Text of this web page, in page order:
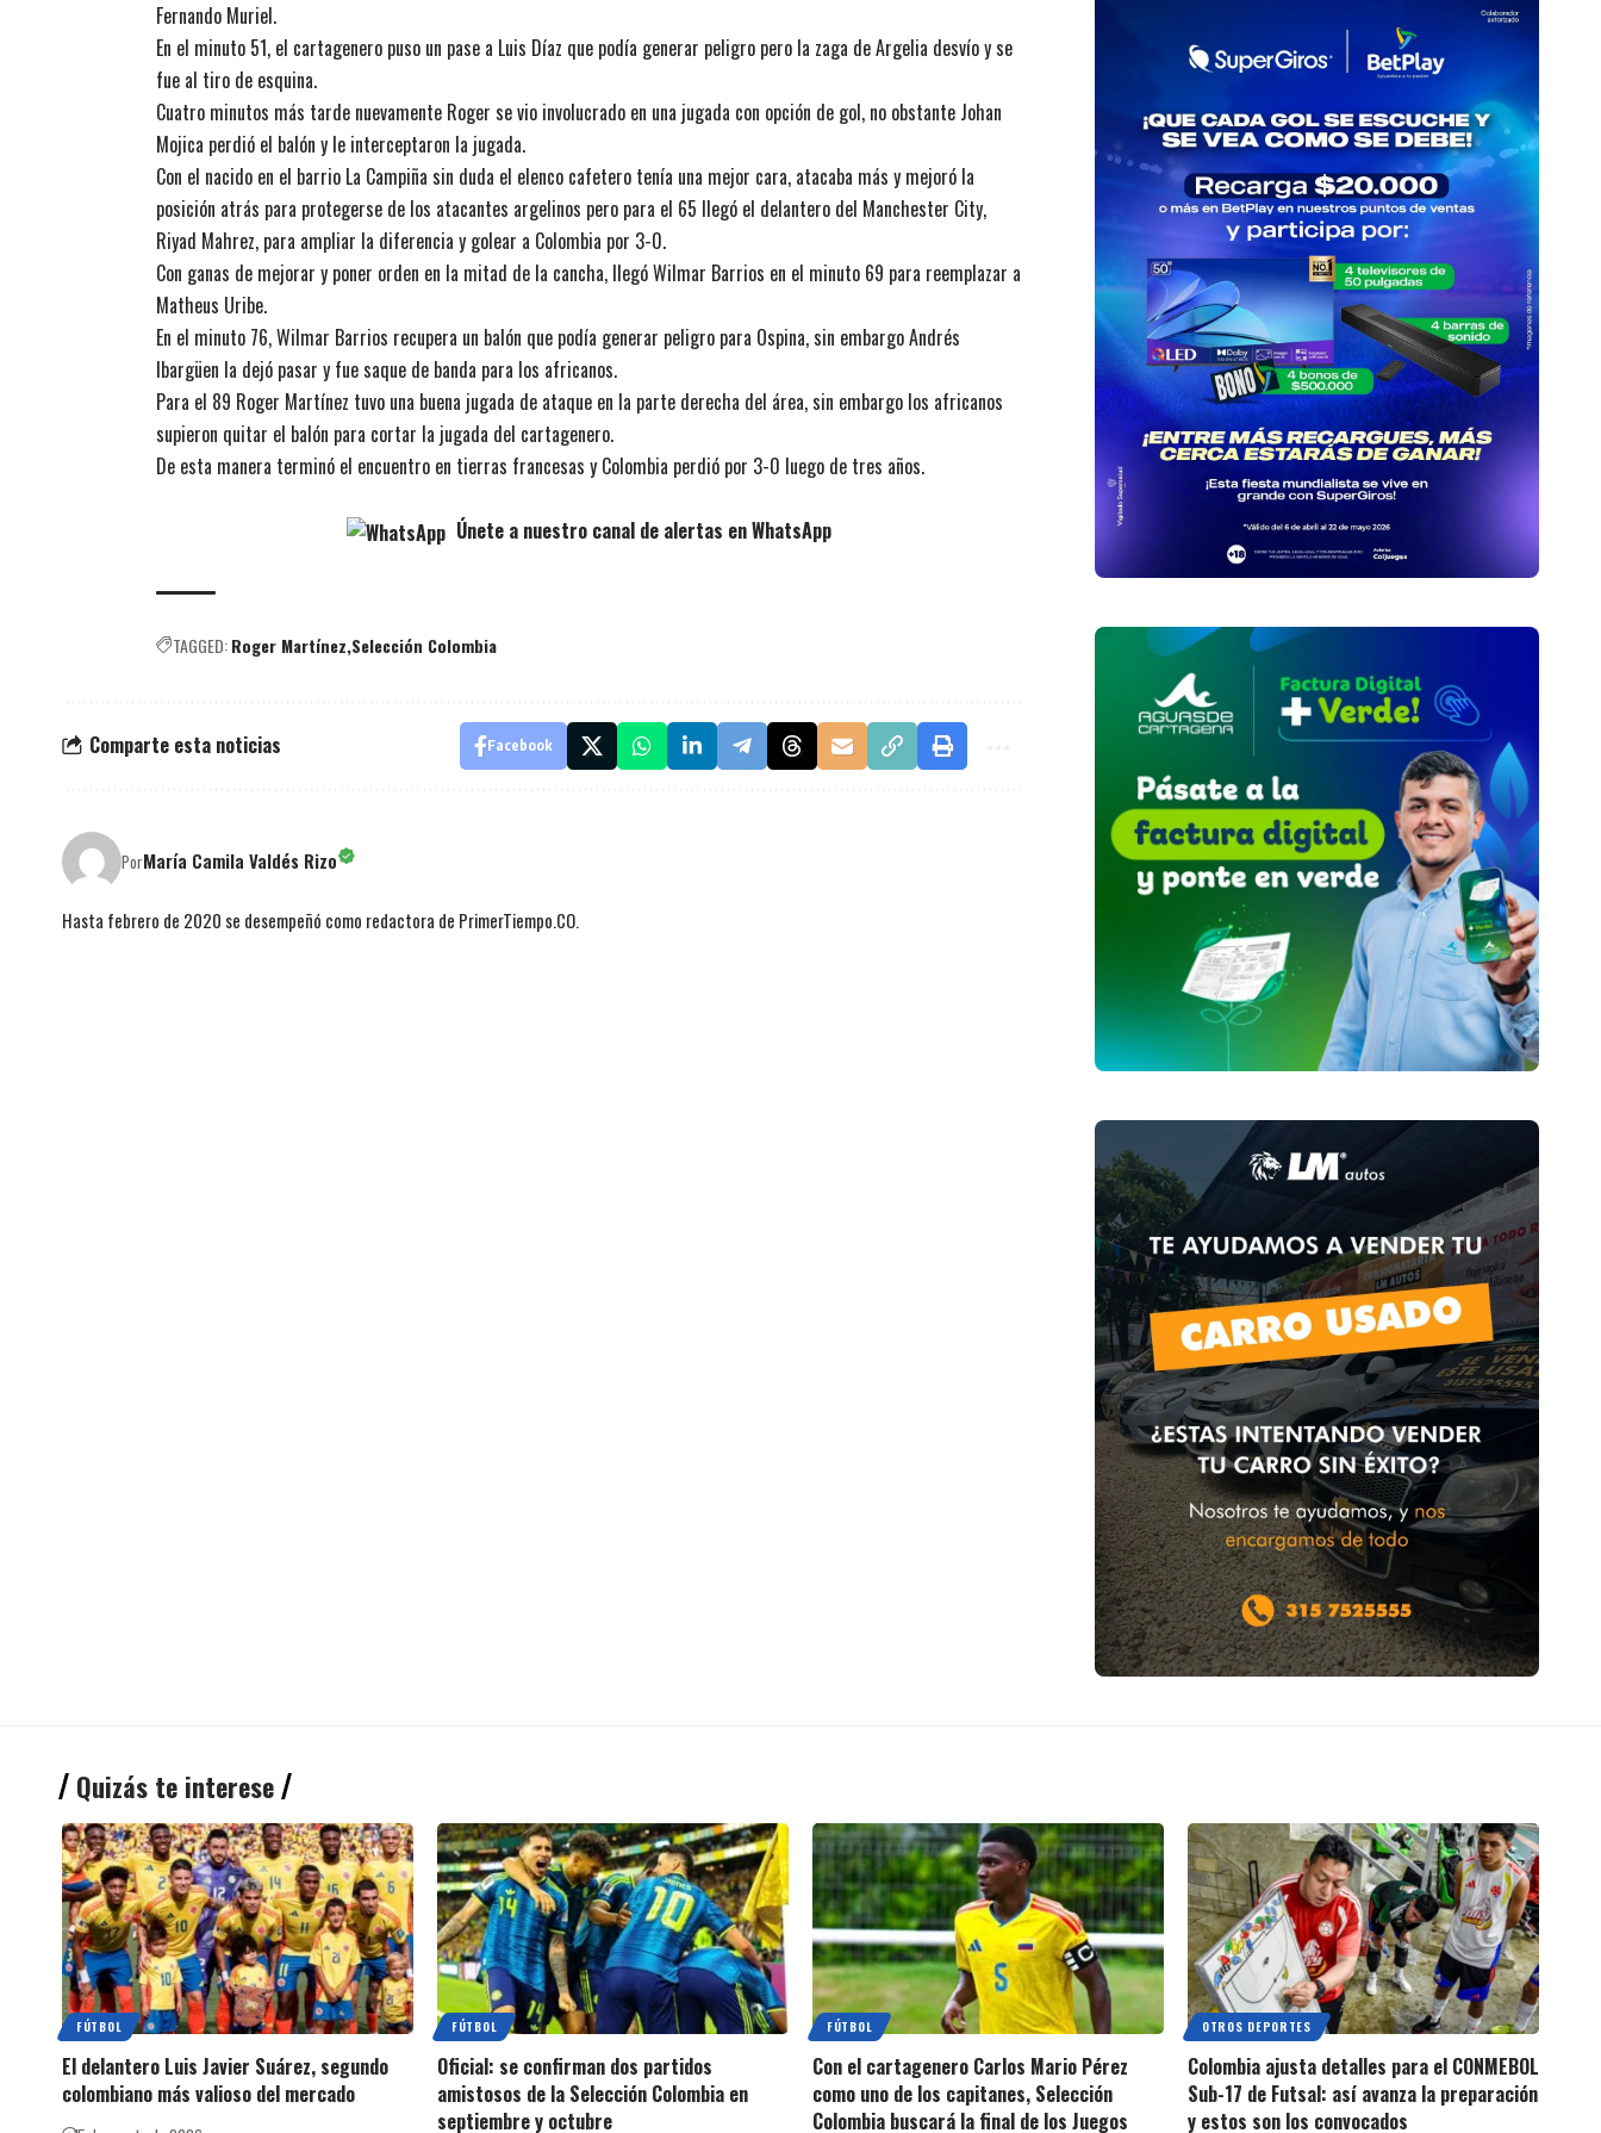
Fernando Muriel.
En el minuto 51, el cartagenero puso un pase a Luis Díaz que podía generar peligro pero la zaga de Argelia desvío y se
fue al tiro de esquina.
Cuatro minutos más tarde nuevamente Roger se vio involucrado en una jugada con opción de gol, no obstante Johan
Mojica perdió el balón y le interceptaron la jugada.
Con el nacido en el barrio La Campiña sin duda el elenco cafetero tenía una mejor cara, atacaba más y mejoró la
posición atrás para protegerse de los atacantes argelinos pero para el 65 llegó el delantero del Manchester City,
Riyad Mahrez, para ampliar la diferencia y golear a Colombia por 3-0.
Con ganas de mejorar y poner orden en la mitad de la cancha, llegó Wilmar Barrios en el minuto 69 para reemplazar a
Matheus Uribe.
En el minuto 76, Wilmar Barrios recupera un balón que podía generar peligro para Ospina, sin embargo Andrés
Ibargüen la dejó pasar y fue saque de banda para los africanos.
Para el 89 Roger Martínez tuvo una buena jugada de ataque en la parte derecha del área, sin embargo los africanos
supieron quitar el balón para cortar la jugada del cartagenero.
De esta manera terminó el encuentro en tierras francesas y Colombia perdió por 3-0 luego de tres años.
Únete a nuestro canal de alertas en WhatsApp
TAGGED:Roger Martínez Selección Colombia
Comparte esta noticias Facebook
PorMaría Camila Valdés Rizo
Hasta febrero de 2020 se desempeñó como redactora de PrimerTiempo.CO.
Quizás te interese
FÚTBOL
El delantero Luis Javier Suárez, segundo
colombiano más valioso del mercado
FÚTBOL
Oficial: se confirman dos partidos
amistosos de la Selección Colombia en
septiembre y octubre
FÚTBOL
Con el cartagenero Carlos Mario Pérez
como uno de los capitanes, Selección
Colombia buscará la final de los Juegos
OTROS DEPORTES
Colombia ajusta detalles para el CONMEBOL
Sub-17 de Futsal: así avanza la preparación
y estos son los convocados